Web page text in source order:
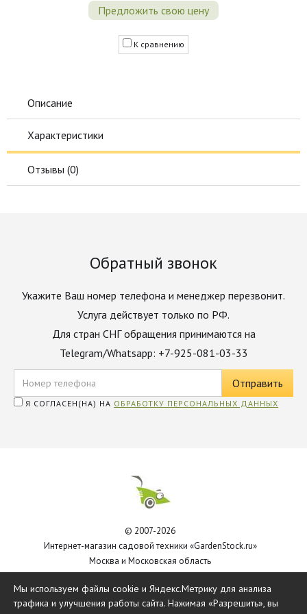
Предложить свою цену
К сравнению
Описание
Характеристики
Отзывы (0)
Обратный звонок
Укажите Ваш номер телефона и менеджер перезвонит.
Услуга действует только по РФ.
Для стран СНГ обращения принимаются на
Telegram/Whatsapp: +7-925-081-03-33
Я СОГЛАСЕН(НА) НА ОБРАБОТКУ ПЕРСОНАЛЬНЫХ ДАННЫХ
© 2007-2026
Интернет-магазин садовой техники «GardenStock.ru»
Москва и Московская область
Мы используем файлы cookie и Яндекс.Метрику для анализа
трафика и улучшения работы сайта. Нажимая «Разрешить», вы